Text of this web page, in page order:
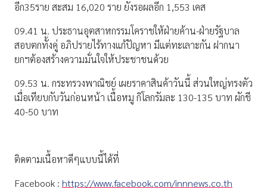
อีก35ราย สะสม 16,020 ราย ยังรอผลอีก 1,553 เคส
09.41 น. ประธานอุตสาหกรรมโคราชให้ฝ่ายค้าน-ฝ่ายรัฐบาล
สอบตกทั้งคู่ อภิปรายไร้ทางแก้ปัญหา มีแต่ทะเลาะกัน ฝากนา
ยกฯต้องสร้างความมั่นใจให้ประชาชนด้วย
09.53 น. กระทรวงพาณิชย์ เผยราคาสินค้าวันนี้ ส่วนใหญ่ทรงตัว
เมื่อเทียบกับวันก่อนหน้า เนื้อหมู กิโลกรัมละ 130-135 บาท ผักชี
40-50 บาท
ติดตามเนื้อหาดีๆแบบนี้ได้ที่
Facebook : https://www.facebook.com/innnews.co.th